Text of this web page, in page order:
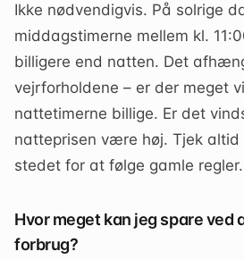
Ikke nødvendigvis. På solrige
middagstimerne mellem kl.
billigere end natten. Det
vejrforholdene – er der meget
nattetimerne billige. Er det
natteprisen være høj. Tjek altid
stedet for at følge gamle regler.
Hvor meget kan jeg spare ved
forbrug?